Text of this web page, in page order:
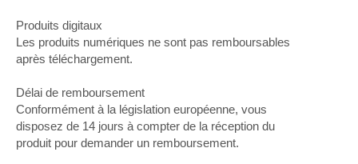
Produits digitaux
Les produits numériques ne sont pas remboursables
après téléchargement.
Délai de remboursement
Conformément à la législation européenne, vous
disposez de 14 jours à compter de la réception du
produit pour demander un remboursement.